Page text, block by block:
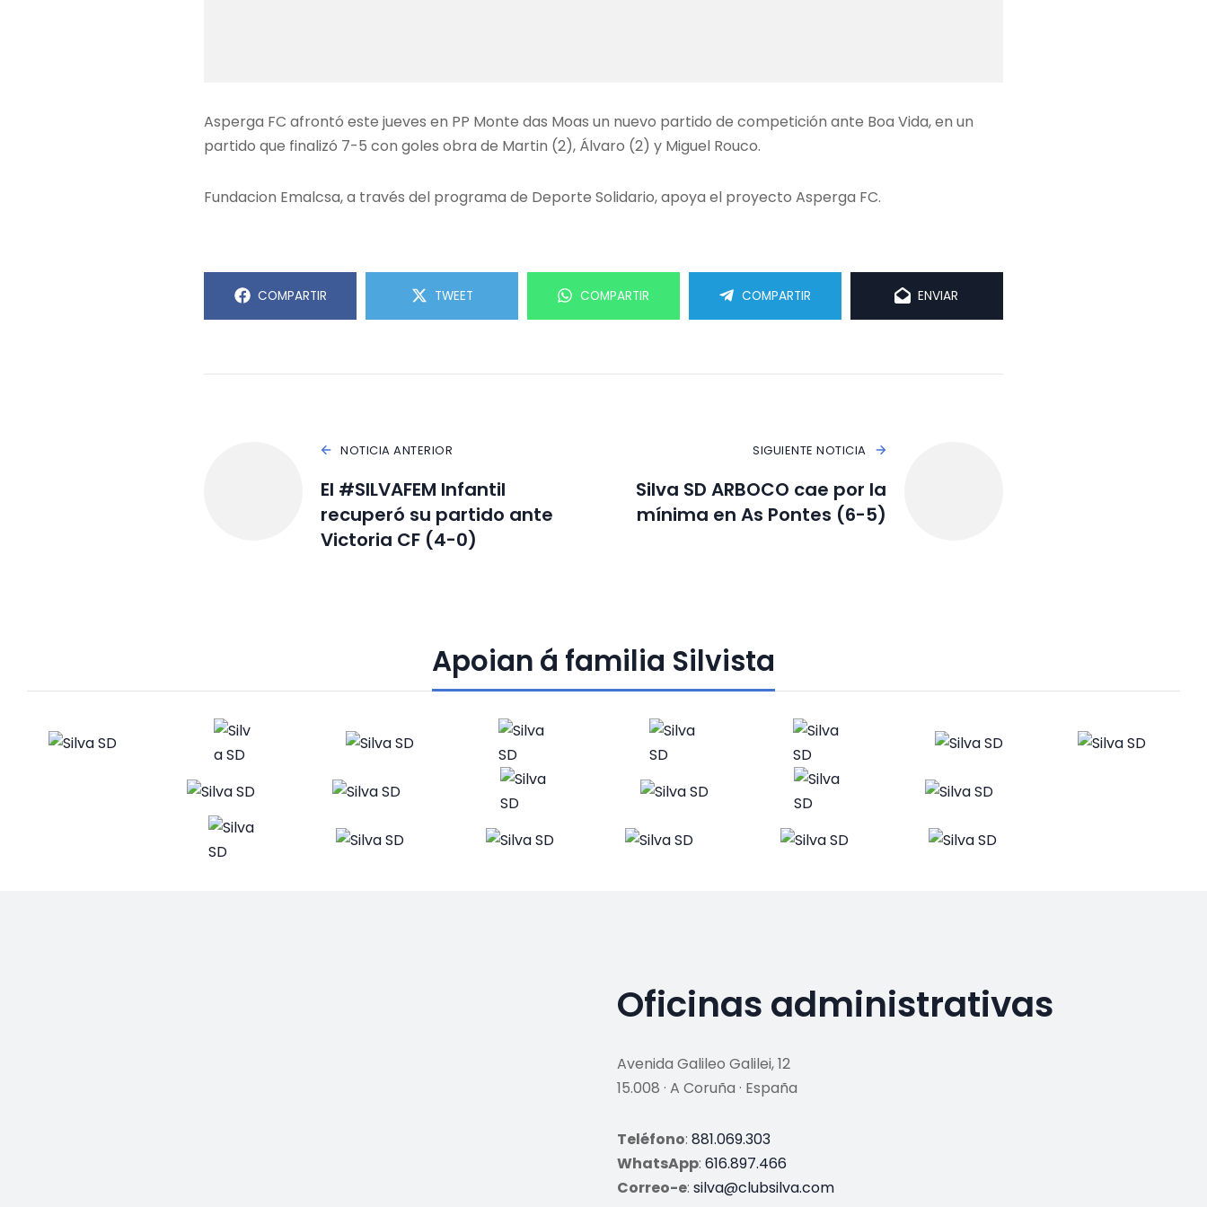
Asperga FC afrontó este jueves en PP Monte das Moas un nuevo partido de competición ante Boa Vida, en un
partido que finalizó 7-5 con goles obra de Martin (2), Álvaro (2) y Miguel Rouco.
Fundacion Emalcsa, a través del programa de Deporte Solidario, apoya el proyecto Asperga FC.
COMPARTIR TWEET COMPARTIR COMPARTIR ENVIAR
NOTICIA ANTERIOR
El #SILVAFEM Infantil
recuperó su partido ante
Victoria CF (4-0)
SIGUIENTE NOTICIA
Silva SD ARBOCO cae por la
mínima en As Pontes (6-5)
Apoian á familia Silvista
Oficinas administrativas
Avenida Galileo Galilei, 12
15.008 · A Coruña · España
Teléfono: 881.069.303
WhatsApp: 616.897.466
Correo-e: silva@clubsilva.com